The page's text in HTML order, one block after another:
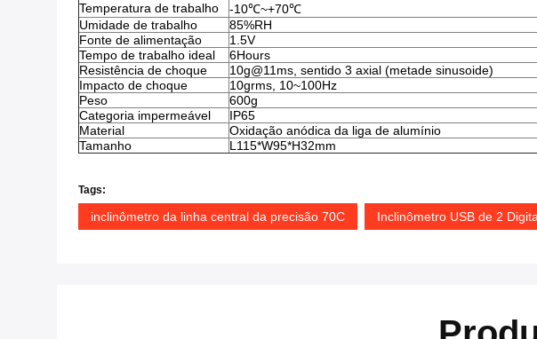
Temperatura de trabalho
-10℃~+70℃
Umidade de trabalho
85%RH
Fonte de alimentação
1.5V
Tempo de trabalho ideal
6Hours
Resistência de choque
10g@11ms, sentido 3 axial (metade sinusoide)
Impacto de choque
10grms, 10~100Hz
Peso
600g
Categoria impermeável
IP65
Material
Oxidação anódica da liga de alumínio
Tamanho
L115*W95*H32mm
Tags:
inclinômetro da linha central da precisão 70C Inclinômetro USB de 2